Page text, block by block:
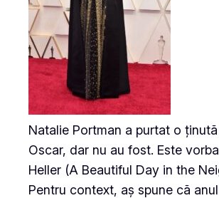
Natalie Portman a purtat o
Oscar, dar nu au fost. Este
Heller (A Beautiful Day in the
Pentru context, aș spune că